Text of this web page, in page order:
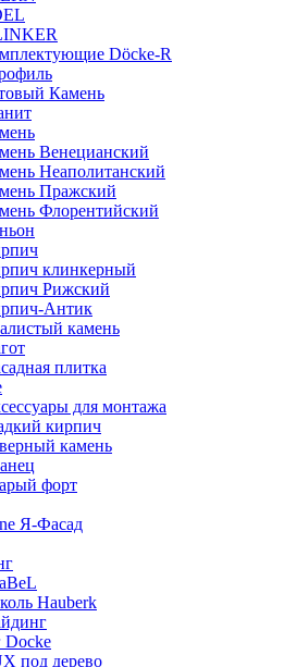
Döcke-R
Камень
Венецианский
Неаполитанский
Пражский
Флорентийский
клинкерный
Рижский
Антик
камень
плитка
для монтажа
кирпич
камень
форт
Я-Фасад
Hauberk
Docke
под дерево